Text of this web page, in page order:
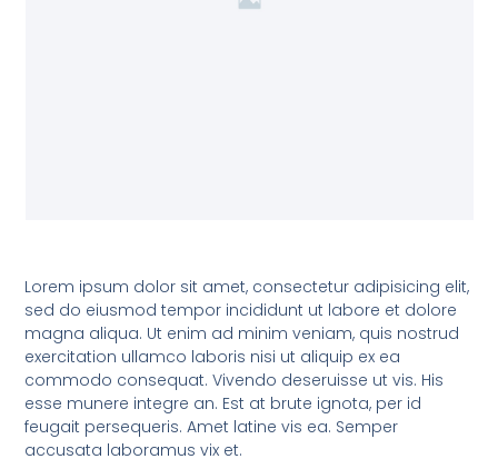
Lorem ipsum dolor sit amet, consectetur adipisicing elit,
sed do eiusmod tempor incididunt ut labore et dolore
magna aliqua. Ut enim ad minim veniam, quis nostrud
exercitation ullamco laboris nisi ut aliquip ex ea
commodo consequat. Vivendo deseruisse ut vis. His
esse munere integre an. Est at brute ignota, per id
feugait persequeris. Amet latine vis ea. Semper
accusata laboramus vix et.